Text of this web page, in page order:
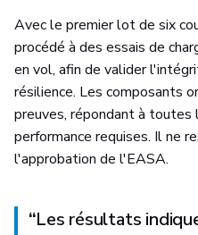
Avec le premier lot de six
procédé à des essais de
en vol, afin de valider
résilience. Les composants
preuves, répondant à
performance requises. Il ne
l'approbation de l'EASA.
“Les résultats